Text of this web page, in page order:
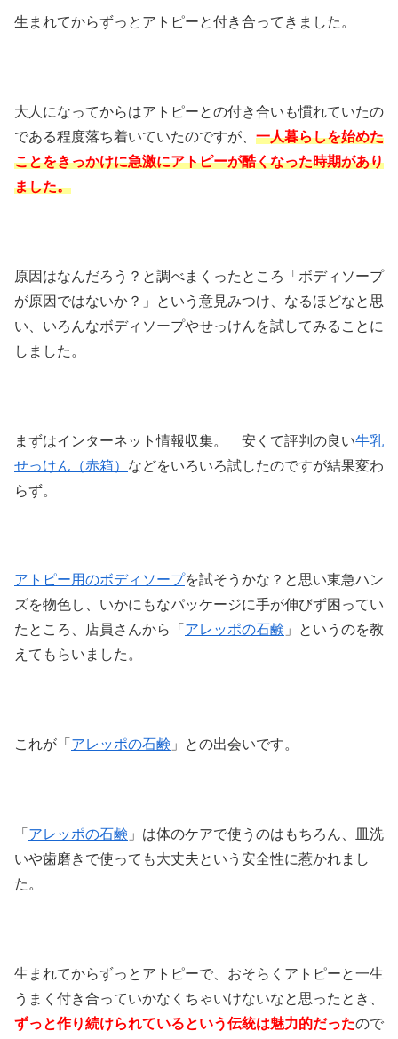
生まれてからずっとアトピーと付き合ってきました。
大人になってからはアトピーとの付き合いも慣れていたの
である程度落ち着いていたのですが、 一人暮らしを始めた
ことをきっかけに急激にアトピーが酷くなった時期があり
ました。
原因はなんだろう？と調べまくったところ「ボディソープ
が原因ではないか？」という意見みつけ、なるほどなと思
い、いろんなボディソープやせっけんを試してみることに
しました。
まずはインターネット情報収集。 安くて評判の良い牛乳
せっけん（赤箱） などをいろいろ試したのですが結果変わ
らず。
アトピー用のボディソープを試そうかな？と思い東急ハン
ズを物色し、いかにもなパッケージに手が伸びず困ってい
たところ、店員さんから「 アレッポの石鹸 」というのを教
えてもらいました。
これが「 アレッポの石鹸 」との出会いです。
「 アレッポの石鹸 」は体のケアで使うのはもちろん、皿洗
いや歯磨きで使っても大丈夫という安全性に惹かれまし
た。
生まれてからずっとアトピーで、おそらくアトピーと一生
うまく付き合っていかなくちゃいけないなと思ったとき、
ずっと作り続けられているという伝統は魅力的だったので